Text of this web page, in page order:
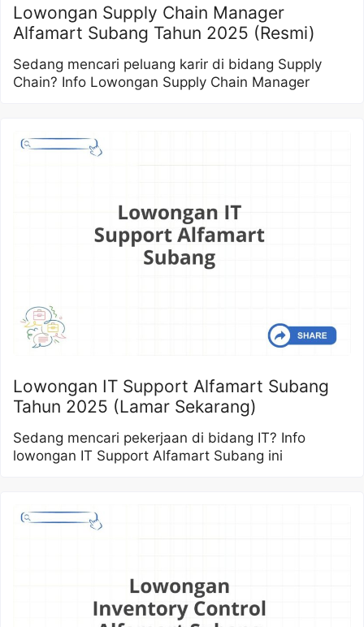
Lowongan Supply Chain Manager
Alfamart Subang Tahun 2025 (Resmi)
Sedang mencari peluang karir di bidang Supply
Chain? Info Lowongan Supply Chain Manager
Lowongan IT Support Alfamart Subang
Tahun 2025 (Lamar Sekarang)
Sedang mencari pekerjaan di bidang IT? Info
lowongan IT Support Alfamart Subang ini